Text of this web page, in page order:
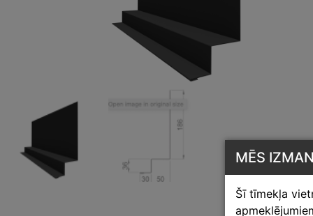
MĒS
Šī tīmekļa